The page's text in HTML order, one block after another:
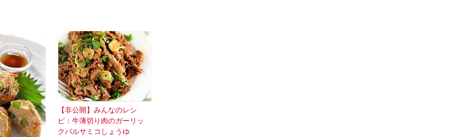
【非公開】みんなのレシ
ピ：牛薄切り肉のガーリッ
クバルサミコしょうゆ